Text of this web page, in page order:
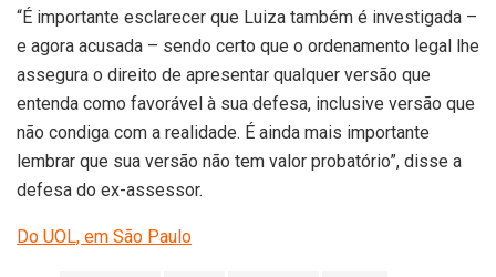
“É importante esclarecer que Luiza também é investigada –
e agora acusada – sendo certo que o ordenamento legal lhe
assegura o direito de apresentar qualquer versão que
entenda como favorável à sua defesa, inclusive versão que
não condiga com a realidade. É ainda mais importante
lembrar que sua versão não tem valor probatório”, disse a
defesa do ex-assessor.
Do UOL, em São Paulo